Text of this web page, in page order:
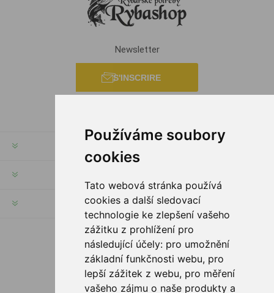
Používáme soubory
cookies
Tato webová stránka používá
cookies a další sledovací
technologie ke zlepšení vašeho
zážitku z prohlížení pro
následující účely: pro umožnění
základní funkčnosti webu, pro
lepší zážitek z webu, pro měření
vašeho zájmu o naše produkty a
Newsletter
S'INSCRIRE
SERVICES
SUIVEZ NOUS